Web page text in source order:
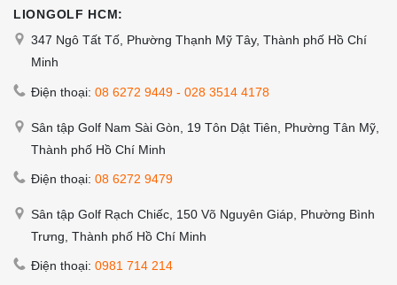
LIONGOLF HCM:
347 Ngô Tất Tố, Phường Thạnh Mỹ Tây, Thành phố Hồ Chí
Minh
Điện thoại: 08 6272 9449 - 028 3514 4178
Sân tập Golf Nam Sài Gòn, 19 Tôn Dật Tiên, Phường Tân Mỹ,
Thành phố Hồ Chí Minh
Điện thoại: 08 6272 9479
Sân tập Golf Rạch Chiếc, 150 Võ Nguyên Giáp, Phường Bình
Trưng, Thành phố Hồ Chí Minh
Điện thoại: 0981 714 214